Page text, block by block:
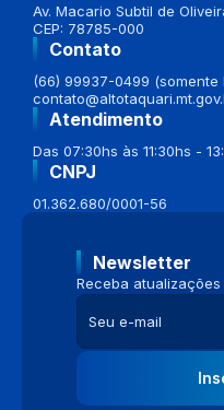
Av. Macario Subtil de
CEP: 78785-000
Contato
(66) 99937-0499 (somente
Atendimento
Das 07:30hs às 11:30hs -
CNPJ
01.362.680/0001-56
Newsletter
Receba